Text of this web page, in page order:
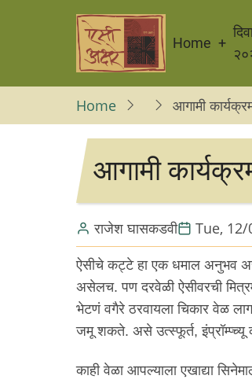
Home
Home आगामी
आगामी
राजेश घासकडवी Tue,
ऐसीचे कट्टे हा एक धमाल अनुभव
असेलच. पण दरवेळी ऐसीवरची
भेटणं वगैरे ठरवायला चिकार वेळ
जमू शकते. असे उत्स्फूर्त, इंप्रॉम्प्च्यू
काही वेळा आपल्याला एखाद्या